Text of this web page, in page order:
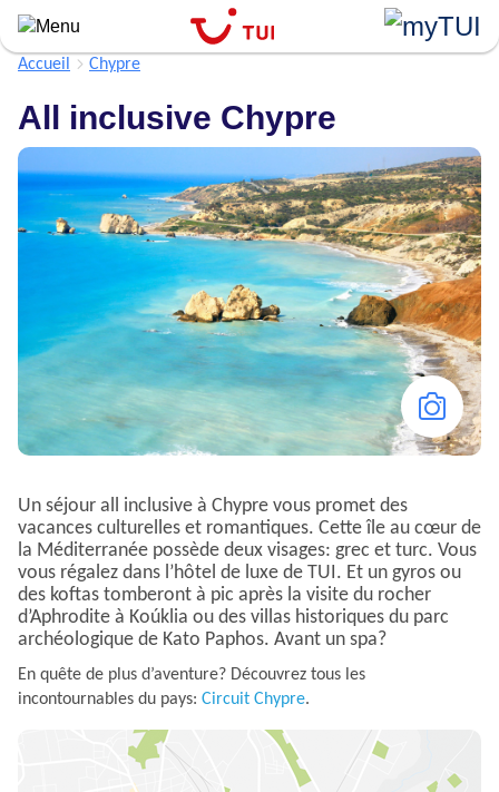
Aller
au
contenu
Accueil Chypre
All inclusive Chypre
Un séjour all inclusive à Chypre vous promet des
vacances culturelles et romantiques. Cette île au cœur de
la Méditerranée possède deux visages: grec et turc. Vous
vous régalez dans l’hôtel de luxe de TUI. Et un gyros ou
des koftas tomberont à pic après la visite du rocher
d’Aphrodite à Koúklia ou des villas historiques du parc
archéologique de Kato Paphos. Avant un spa?
En quête de plus d’aventure? Découvrez tous les
incontournables du pays: Circuit Chypre.